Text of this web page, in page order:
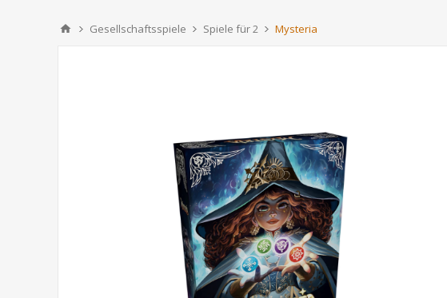
Gesellschaftsspiele Spiele für 2 Mysteria